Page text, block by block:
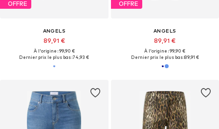
OFFRE
ANGELS
89,91 €
À l'origine : 99,90 €
Dernier prix le plus bas :74,93 €
OFFRE
ANGELS
89,91 €
À l'origine : 99,90 €
Dernier prix le plus bas :89,91 €